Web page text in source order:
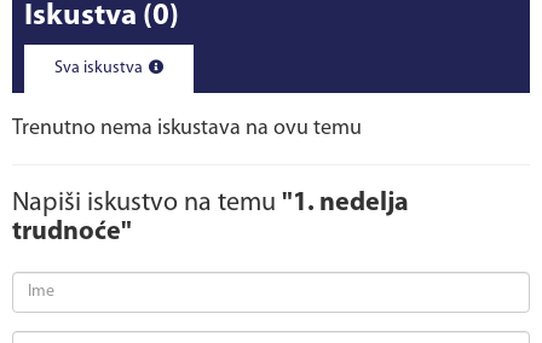
Iskustva (0)
Sva iskustva
Trenutno nema iskustava na ovu temu
Napiši iskustvo na temu "1. nedelja
trudnoće"